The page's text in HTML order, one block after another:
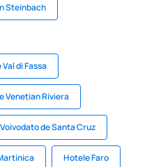
Steinbach
di Fassa
Venetian Riviera
de Santa Cruz
Hotele Faro